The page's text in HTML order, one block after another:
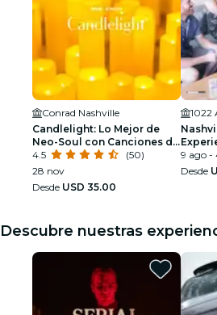
Conrad Nashville
Candlelight: Lo Mejor de
Neo-Soul con Canciones de
Prince, Childish Gambino y
Más
4.5
(50)
28 nov
Desde USD 35.00
1022
9 ago -
Desde
Descubre nuestras